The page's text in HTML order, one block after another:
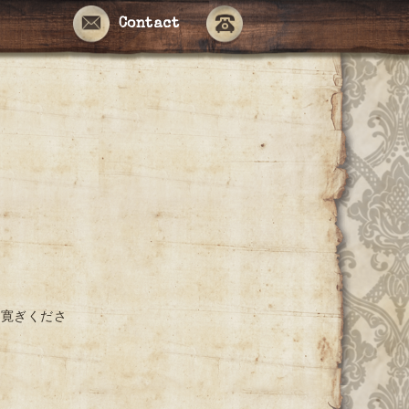
Contact
ぎくださ